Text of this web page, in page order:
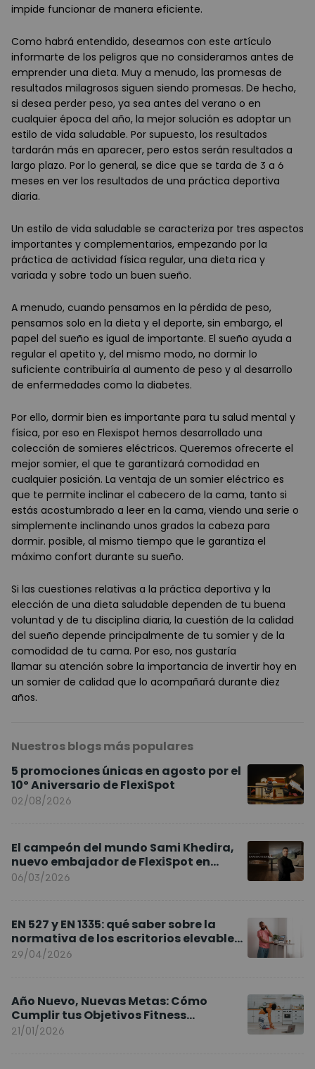
impide funcionar de manera eficiente.
Como habrá entendido, deseamos con este artículo
informarte de los peligros que no consideramos antes de
emprender una dieta. Muy a menudo, las promesas de
resultados milagrosos siguen siendo promesas. De hecho,
si desea perder peso, ya sea antes del verano o en
cualquier época del año, la mejor solución es adoptar un
estilo de vida saludable. Por supuesto, los resultados
tardarán más en aparecer, pero estos serán resultados a
largo plazo. Por lo general, se dice que se tarda de 3 a 6
meses en ver los resultados de una práctica deportiva
diaria.
Un estilo de vida saludable se caracteriza por tres aspectos
importantes y complementarios, empezando por la
práctica de actividad física regular, una dieta rica y
variada y sobre todo un buen sueño.
A menudo, cuando pensamos en la pérdida de peso,
pensamos solo en la dieta y el deporte, sin embargo, el
papel del sueño es igual de importante. El sueño ayuda a
regular el apetito y, del mismo modo, no dormir lo
suficiente contribuiría al aumento de peso y al desarrollo
de enfermedades como la diabetes.
Por ello, dormir bien es importante para tu salud mental y
física, por eso en Flexispot hemos desarrollado una
colección de somieres eléctricos. Queremos ofrecerte el
mejor somier, el que te garantizará comodidad en
cualquier posición. La ventaja de un somier eléctrico es
que te permite inclinar el cabecero de la cama, tanto si
estás acostumbrado a leer en la cama, viendo una serie o
simplemente inclinando unos grados la cabeza para
dormir. posible, al mismo tiempo que le garantiza el
máximo confort durante su sueño.
Si las cuestiones relativas a la práctica deportiva y la
elección de una dieta saludable dependen de tu buena
voluntad y de tu disciplina diaria, la cuestión de la calidad
del sueño depende principalmente de tu somier y de la
comodidad de tu cama. Por eso, nos gustaría
llamar su atención sobre la importancia de invertir hoy en
un somier de calidad que lo acompañará durante diez
años.
Nuestros blogs más populares
5 promociones únicas en agosto por el
10º Aniversario de FlexiSpot
02/08/2026
El campeón del mundo Sami Khedira,
nuevo embajador de FlexiSpot en
Europa
06/03/2026
EN 527 y EN 1335: qué saber sobre la
normativa de los escritorios elevables
y sillas ergonómicas
29/04/2026
Año Nuevo, Nuevas Metas: Cómo
Cumplir tus Objetivos Fitness
Entrenando en Casa
21/01/2026